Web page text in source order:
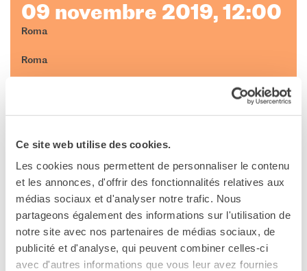
Ce site web utilise des cookies.
Les cookies nous permettent de personnaliser le contenu
et les annonces, d'offrir des fonctionnalités relatives aux
médias sociaux et d'analyser notre trafic. Nous
partageons également des informations sur l'utilisation de
notre site avec nos partenaires de médias sociaux, de
publicité et d'analyse, qui peuvent combiner celles-ci
avec d'autres informations que vous leur avez fournies
09 novembre 2019, 12:00
Roma
Roma
spazi diTestaccio con i suoi burattini giganti alti fino a 4
ispirati all’artigianato messicano
e burkinabé,alla street art, alcollagee allastoria
dell’arte , gli enormi giocattoli saranno protagonisti della
parata inaugurale dellanuova edizione diREf Kids, in un
percorso abitato dalle loro storie e in continuo dialogo con
il pubblico.